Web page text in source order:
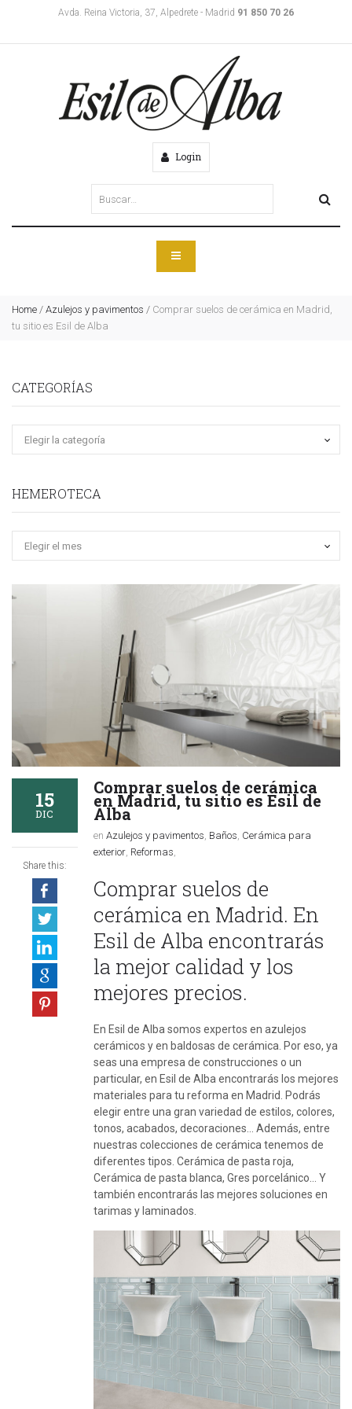
Avda. Reina Victoria, 37, Alpedrete - Madrid 91 850 70 26
Login
Home / Azulejos y pavimentos / Comprar suelos de cerámica en Madrid,
tu sitio es Esil de Alba
CATEGORÍAS
HEMEROTECA
15
DIC
Share this:
Comprar suelos de cerámica
en Madrid, tu sitio es Esil de
Alba
en Azulejos y pavimentos Baños Cerámica para
exterior, Reformas
Comprar suelos de
cerámica en Madrid. En
Esil de Alba encontrarás
la mejor calidad y los
mejores precios.
En Esil de Alba somos expertos en azulejos
cerámicos y en baldosas de cerámica. Por eso, ya
seas una empresa de construcciones o un
particular, en Esil de Alba encontrarás los mejores
materiales para tu reforma en Madrid. Podrás
elegir entre una gran variedad de estilos, colores,
tonos, acabados, decoraciones… Además, entre
nuestras colecciones de cerámica tenemos de
diferentes tipos. Cerámica de pasta roja,
Cerámica de pasta blanca, Gres porcelánico… Y
también encontrarás las mejores soluciones en
tarimas y laminados.